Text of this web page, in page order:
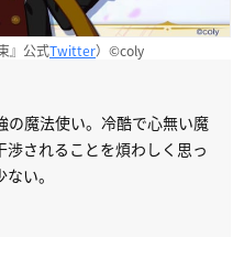
』公式Twitter）©coly
の魔法使い。冷酷で心無い魔
されることを煩わしく思っ
い。